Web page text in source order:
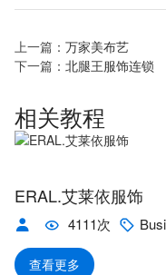
上一篇： 万家美布艺
下一篇： 北腿王服饰连锁
相关教程
ERAL.艾莱依服饰
4111次
查看更多